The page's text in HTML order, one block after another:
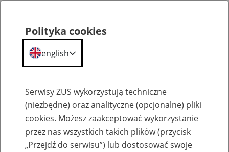
Szkolenia
Polityka cookies
english
Serwisy ZUS wykorzystują techniczne
(niezbędne) oraz analityczne (opcjonalne) pliki
cookies. Możesz zaakceptować wykorzystanie
przez nas wszystkich takich plików (przycisk
„Przejdź do serwisu”) lub dostosować swoje